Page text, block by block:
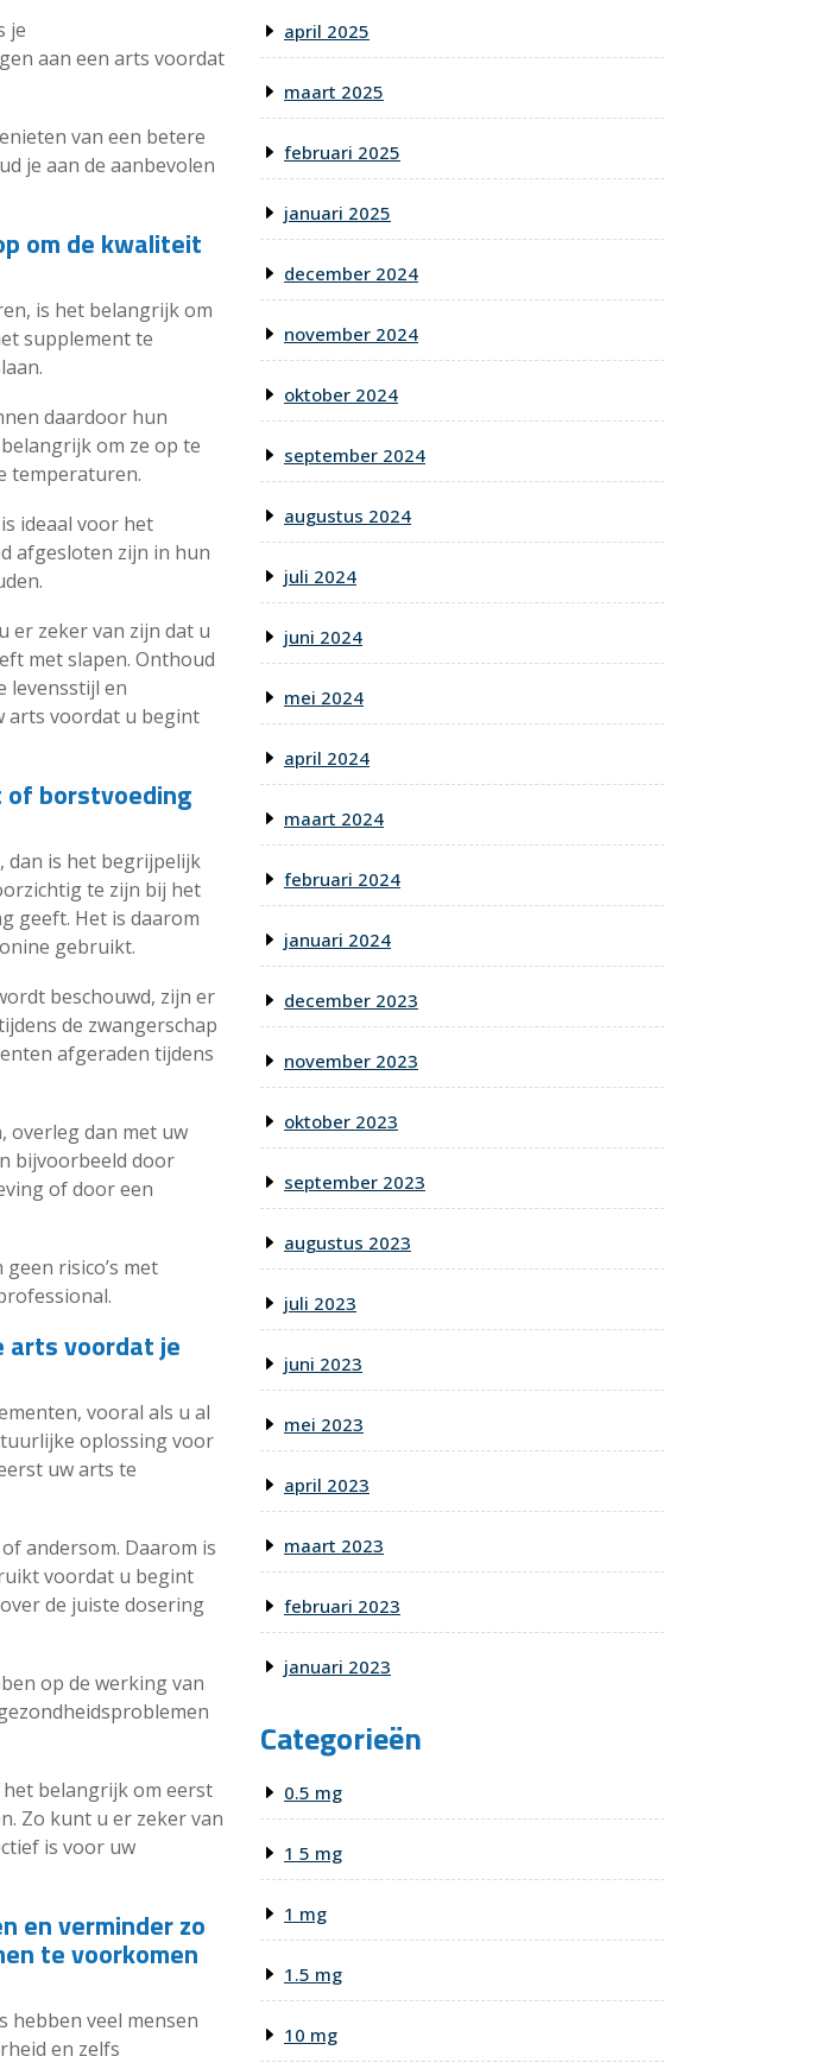
je
aan een arts voordat
van een betere
je aan de aanbevolen
om de kwaliteit
is het belangrijk om
supplement te
daardoor hun
om ze op te
temperaturen.
ideaal voor het
afgesloten zijn in hun
er zeker van zijn dat u
met slapen. Onthoud
levensstijl en
arts voordat u begint
of borstvoeding
dan is het begrijpelijk
te zijn bij het
geeft. Het is daarom
gebruikt.
beschouwd, zijn er
de zwangerschap
afgeraden tijdens
overleg dan met uw
bijvoorbeeld door
of door een
risico’s met
arts voordat je
vooral als u al
oplossing voor
uw arts te
andersom. Daarom is
voordat u begint
de juiste dosering
op de werking van
belangrijk om eerst
Zo kunt u er zeker van
is voor uw
en verminder zo
te voorkomen
hebben veel mensen
en zelfs
april 2025
maart 2025
februari 2025
januari 2025
december 2024
november 2024
oktober 2024
september 2024
augustus 2024
juli 2024
juni 2024
mei 2024
april 2024
maart 2024
februari 2024
januari 2024
december 2023
november 2023
oktober 2023
september 2023
augustus 2023
juli 2023
juni 2023
mei 2023
april 2023
maart 2023
februari 2023
januari 2023
Categorieën
0.5 mg
1 5 mg
1 mg
1.5 mg
10 mg